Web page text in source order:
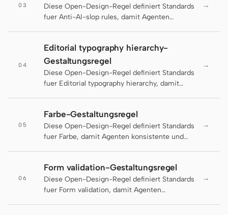
Kimi CLI
Trae CLI
Aider
Antigravity
DeepSeek Reasonix
Devin for Terminal
Kiro CLI
03
Diese Open-Design-Regel definiert Standards
fuer Anti-AI-slop rules, damit Agenten
→
04
Editorial typography hierarchy-
Gestaltungsregel
Diese Open-Design-Regel definiert Standards
fuer Editorial typography hierarchy, damit
→
05
Farbe-Gestaltungsregel
Diese Open-Design-Regel definiert Standards
fuer Farbe, damit Agenten konsistente und
→
06
Form validation-Gestaltungsregel
Diese Open-Design-Regel definiert Standards
fuer Form validation, damit Agenten
→